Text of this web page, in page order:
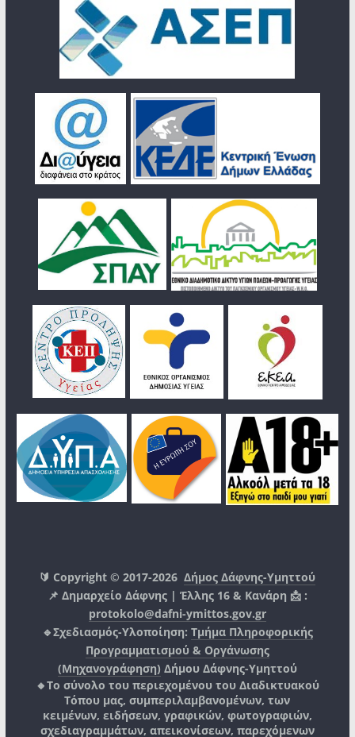
🔰 Copyright © 2017-2026Δήμος Δάφνης-Υμηττού
📌 Δημαρχείο Δάφνης | Έλλης 16 & Κανάρη 📩 :
protokolo@dafni-ymittos.gov.gr
🔹Σχεδιασμός-Υλοποίηση: Τμήμα Πληροφορικής
Προγραμματισμού & Οργάνωσης
(Μηχανογράφηση) Δήμου Δάφνης-Υμηττού
🔸Το σύνολο του περιεχομένου του Διαδικτυακού
Τόπου μας, συμπεριλαμβανομένων, των
κειμένων, ειδήσεων, γραφικών, φωτογραφιών,
σχεδιαγραμμάτων, απεικονίσεων, παρεχόμενων